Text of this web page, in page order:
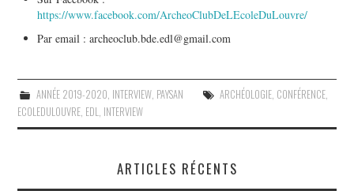
https://www.facebook.com/ArcheoClubDeLEcoleDuLouvre/
Par email : archeoclub.bde.edl@gmail.com
ANNÉE 2019-2020 INTERVIEW, PAYSAN ARCHÉOLOGIE, CONFÉRENCE,
ECOLEDULOUVRE EDL INTERVIEW
ARTICLES RÉCENTS